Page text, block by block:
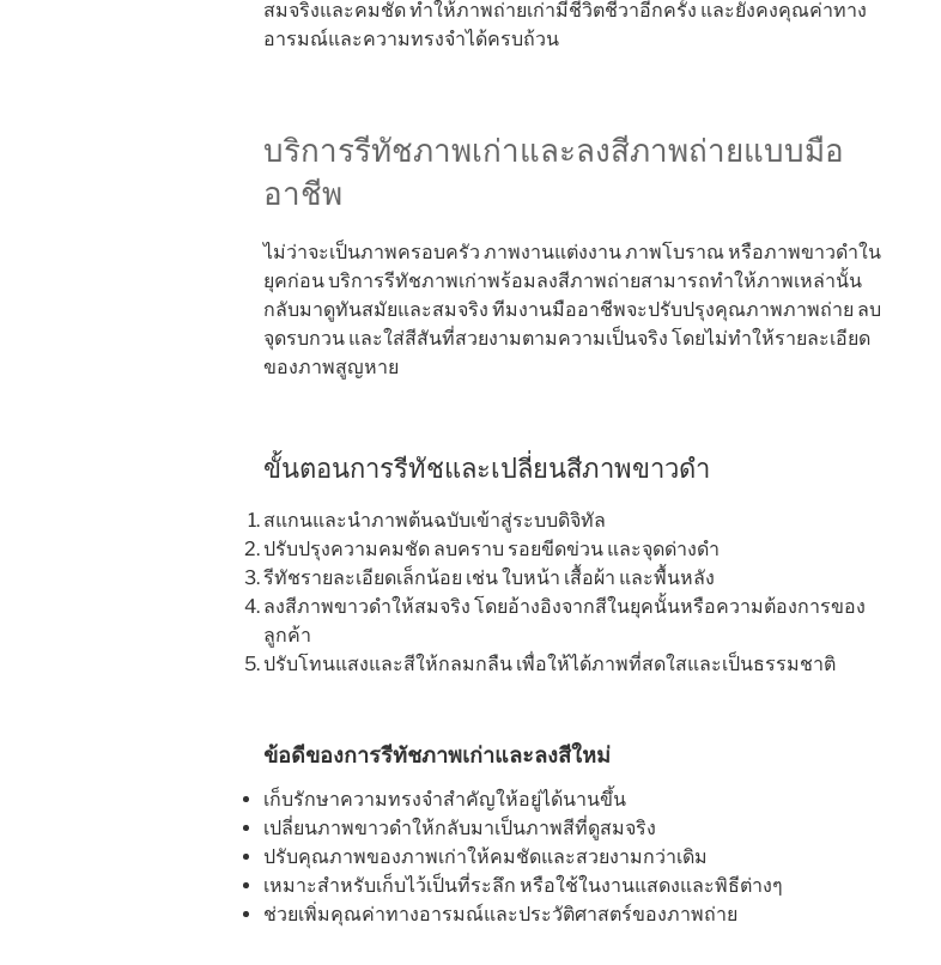
สมจริงและคมชัด ทำให้ภาพถ่ายเก่ามีชีวิตชีวาอีกครั้ง และยังคงคุณค่าทาง
อารมณ์และความทรงจำได้ครบถ้วน
บริการรีทัชภาพเก่าและลงสีภาพถ่ายแบบมือ
อาชีพ
ไม่ว่าจะเป็นภาพครอบครัว ภาพงานแต่งงาน ภาพโบราณ หรือภาพขาวดำใน
ยุคก่อน บริการรีทัชภาพเก่าพร้อมลงสีภาพถ่ายสามารถทำให้ภาพเหล่านั้น
กลับมาดูทันสมัยและสมจริง ทีมงานมืออาชีพจะปรับปรุงคุณภาพภาพถ่าย ลบ
จุดรบกวน และใส่สีสันที่สวยงามตามความเป็นจริง โดยไม่ทำให้รายละเอียด
ของภาพสูญหาย
ขั้นตอนการรีทัชและเปลี่ยนสีภาพขาวดำ
สแกนและนำภาพต้นฉบับเข้าสู่ระบบดิจิทัล
ปรับปรุงความคมชัด ลบคราบ รอยขีดข่วน และจุดด่างดำ
รีทัชรายละเอียดเล็กน้อย เช่น ใบหน้า เสื้อผ้า และพื้นหลัง
ลงสีภาพขาวดำให้สมจริง โดยอ้างอิงจากสีในยุคนั้นหรือความต้องการของ
ลูกค้า
ปรับโทนแสงและสีให้กลมกลืน เพื่อให้ได้ภาพที่สดใสและเป็นธรรมชาติ
ข้อดีของการรีทัชภาพเก่าและลงสีใหม่
เก็บรักษาความทรงจำสำคัญให้อยู่ได้นานขึ้น
เปลี่ยนภาพขาวดำให้กลับมาเป็นภาพสีที่ดูสมจริง
ปรับคุณภาพของภาพเก่าให้คมชัดและสวยงามกว่าเดิม
เหมาะสำหรับเก็บไว้เป็นที่ระลึก หรือใช้ในงานแสดงและพิธีต่างๆ
ช่วยเพิ่มคุณค่าทางอารมณ์และประวัติศาสตร์ของภาพถ่าย